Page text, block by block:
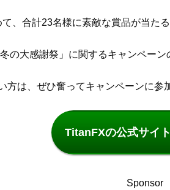
、合計23名様に素敵な賞品が当た
の大感謝祭」に関するキャンペーン
方は、ぜひ奮ってキャンペーンに参
TitanFXの公式サイ
Sponsor